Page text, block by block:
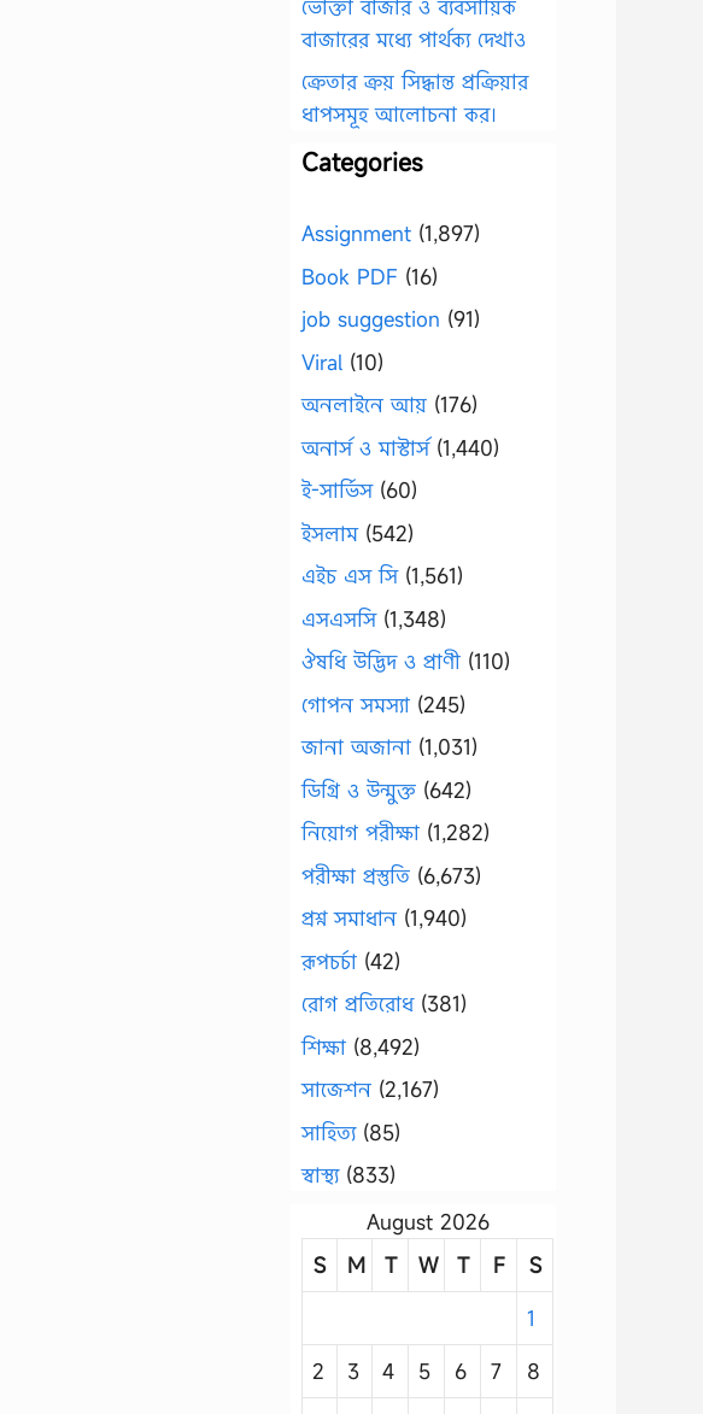
ভোক্তা বাজার ও ব্যবসায়িক
বাজারের মধ্যে পার্থক্য দেখাও
ক্রেতার ক্রয় সিদ্ধান্ত প্রক্রিয়ার
ধাপসমূহ আলোচনা কর।
Categories
Assignment (1,897)
Book PDF (16)
job suggestion (91)
Viral (10)
অনলাইনে আয় (176)
অনার্স ও মাস্টার্স(1,440)
ই-সার্ভিস(60)
ইসলাম(542)
এইচ এস সি(1,561)
এসএসসি(1,348)
ঔষধি উদ্ভিদ ও প্রাণী (110)
গোপন সমস্যা (245)
জানা অজানা (1,031)
ডিগ্রি ও উন্মুক্ত (642)
নিয়োগ পরীক্ষা (1,282)
পরীক্ষা প্রস্তুতি (6,673)
প্রশ্ন সমাধান (1,940)
রূপচর্চা (42)
রোগ প্রতিরোধ(381)
শিক্ষা (8,492)
সাজেশন (2,167)
সাহিত্য(85)
স্বাস্থ্য(833)
August 2026
S
M T W T F
S
1
2
3 4 5 6 7
8